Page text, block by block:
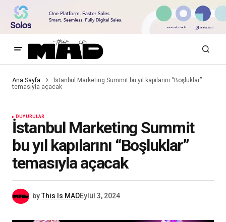
Ana Sayfa
İstanbul Marketing Summit bu yıl kapılarını “Boşluklar”
temasıyla açacak
DUYURULAR
İstanbul Marketing Summit
bu yıl kapılarını “Boşluklar”
temasıyla açacak
byThis Is MADEylül 3, 2024